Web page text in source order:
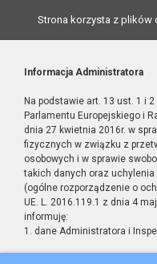
Strona korzysta z plików
Informacja Administratora
Na podstawie art. 13 ust. 1 i
Parlamentu Europejskiego i
dnia 27 kwietnia 2016r. w
fizycznych w związku z
osobowych i w sprawie
takich danych oraz
(ogólne rozporządzenie o
UE. L. 2016.119.1 z dnia 4
informuję:
1. dane Administratora i